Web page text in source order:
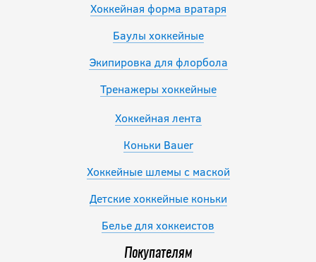
Хоккейная форма вратаря
Баулы хоккейные
Экипировка для флорбола
Тренажеры хоккейные
Хоккейная лента
Коньки Bauer
Хоккейные шлемы с маской
Детские хоккейные коньки
Белье для хоккеистов
Покупателям